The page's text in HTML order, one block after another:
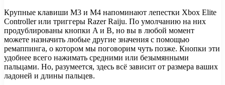
Крупные клавиши M3 и M4 напоминают лепестки Xbox Elite
Controller или триггеры Razer Raiju. По умолчанию на них
продублированы кнопки A и B, но вы в любой момент
можете назначить любые другие значения с помощью
ремаппинга, о котором мы поговорим чуть позже. Кнопки эти
удобнее всего нажимать средними или безымянными
пальцами. Но, разумеется, здесь всё зависит от размера ваших
ладоней и длины пальцев.